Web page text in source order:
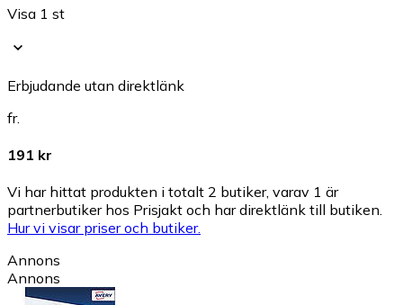
Visa 1 st
Erbjudande utan direktlänk
fr.
191 kr
Vi har hittat produkten i totalt 2 butiker, varav 1 är
partnerbutiker hos Prisjakt och har direktlänk till butiken.
Hur vi visar priser och butiker.
Annons
Annons